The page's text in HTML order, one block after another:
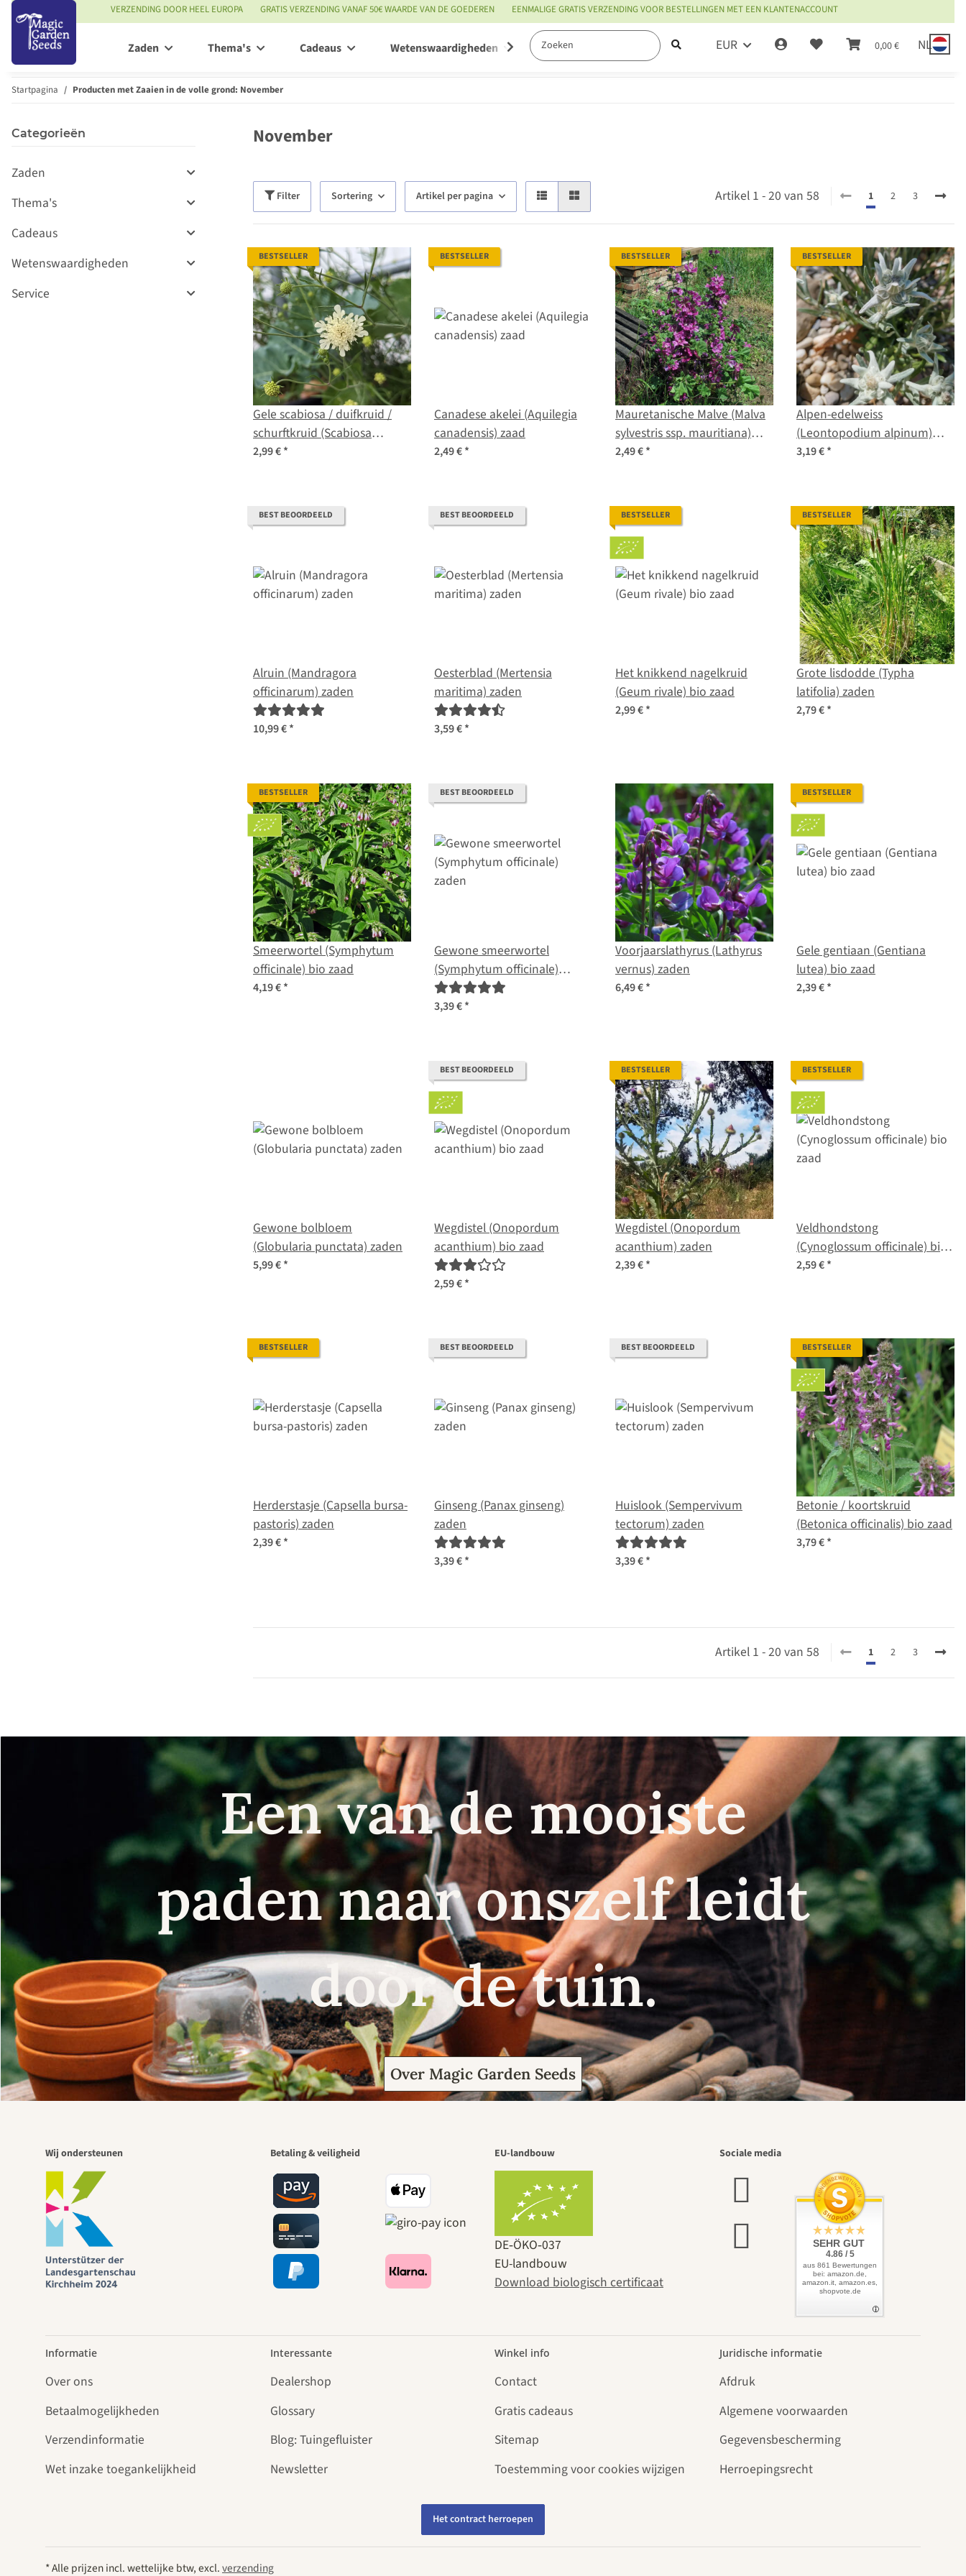
VERZENDING DOOR HEEL EUROPA GRATIS VERZENDING VANAF 50€ WAARDE VAN DE GOEDEREN EENMALIGE GRATIS VERZENDING VOOR BESTELLINGEN MET EEN KLANTENACCOUNT
EUR 0,00 € NL
Zaden Thema's Cadeaus Wetenswaardigheden Service
Startpagina Producten met Zaaien in de volle grond: November
November
Filter Sortering Artikel per pagina Artikel 1 - 20 van 58 1 2 3
BESTSELLER
Gele scabiosa / duifkruid /
schurftkruid (Scabiosa
ochroleuca) zaden
2,99 €*
BESTSELLER
Canadese akelei (Aquilegia
canadensis) zaad
2,49 €*
BESTSELLER
Mauretanische Malve (Malva
sylvestris ssp. mauritiana)
Samen
2,49 €*
BESTSELLER
Alpen-edelweiss
(Leontopodium alpinum)
zaden
3,19 €*
BEST BEOORDEELD
Alruin (Mandragora
officinarum) zaden
10,99 €*
BEST BEOORDEELD
Oesterblad (Mertensia
maritima) zaden
3,59 €*
BESTSELLER
Het knikkend nagelkruid
(Geum rivale) bio zaad
2,99 €*
BESTSELLER
Grote lisdodde (Typha
latifolia) zaden
2,79 €*
BESTSELLER
Smeerwortel (Symphytum
officinale) bio zaad
4,19 €*
BEST BEOORDEELD
Gewone smeerwortel
(Symphytum officinale)
zaden
3,39 €*
Voorjaarslathyrus (Lathyrus
vernus) zaden
6,49 €*
BESTSELLER
Gele gentiaan (Gentiana
lutea) bio zaad
2,39 €*
Gewone bolbloem
(Globularia punctata) zaden
5,99 €*
BEST BEOORDEELD
Wegdistel (Onopordum
acanthium) bio zaad
2,59 €*
BESTSELLER
Wegdistel (Onopordum
acanthium) zaden
2,39 €*
BESTSELLER
Veldhondstong
(Cynoglossum officinale) bio
zaad
2,59 €*
BESTSELLER
Herderstasje (Capsella bursa-
pastoris) zaden
2,39 €*
BEST BEOORDEELD
Ginseng (Panax ginseng)
zaden
3,39 €*
BEST BEOORDEELD
Huislook (Sempervivum
tectorum) zaden
3,39 €*
BESTSELLER
Betonie / koortskruid
(Betonica officinalis) bio zaad
3,79 €*
Artikel 1 - 20 van 58 1 2 3
Categorieën
Zaden
Thema's
Cadeaus
Wetenswaardigheden
Service
Een van de mooiste
paden naar onszelf leidt
door de tuin.
Over Magic Garden Seeds
Wij ondersteunen Betaling & veiligheid EU-landbouw
DE‑ÖKO‑037
EU-landbouw
Download biologisch certificaat
Sociale media
SEHR GUT
4.86 / 5
aus 861 Bewertungen
bei: amazon.de,
amazon.it, amazon.es,
shopvote.de
Informatie
Over ons
Betaalmogelijkheden
Verzendinformatie
Wet inzake toegankelijkheid
Interessante
Dealershop
Glossary
Blog: Tuingefluister
Newsletter
Winkel info
Contact
Gratis cadeaus
Sitemap
Toestemming voor cookies wijzigen
Juridische informatie
Afdruk
Algemene voorwaarden
Gegevensbescherming
Herroepingsrecht
Het contract herroepen
* Alle prijzen incl. wettelijke btw, excl.verzending